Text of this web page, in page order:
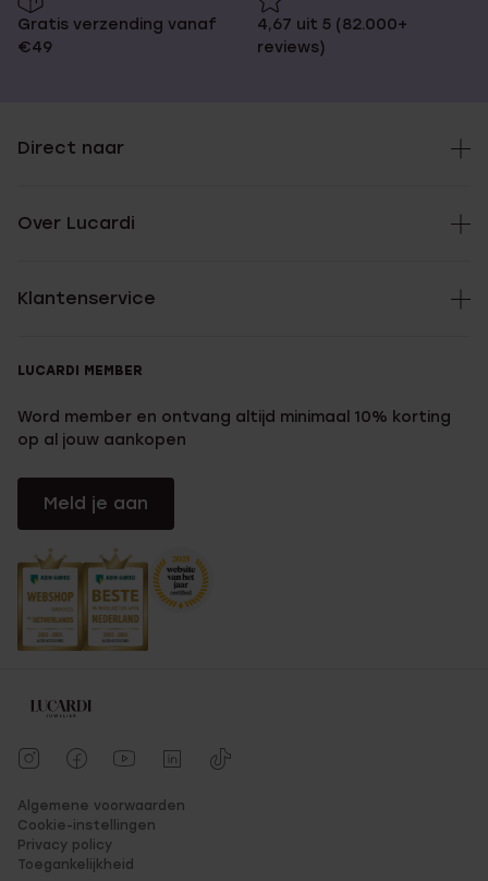
Gratis verzending vanaf
€49
4,67 uit 5 (82.000+
reviews)
Direct naar
Over Lucardi
Klantenservice
LUCARDI MEMBER
Word member en ontvang altijd minimaal 10% korting
op al jouw aankopen
Meld je aan
Algemene voorwaarden
Cookie-instellingen
Privacy policy
Toegankelijkheid